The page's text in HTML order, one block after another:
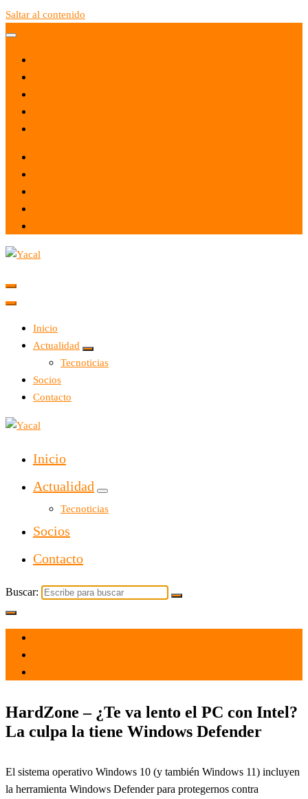
Saltar al contenido
Yacal micro hosting
Inicio
Actualidad
Tecnoticias
Socios
Contacto
Yacal micro hosting
Inicio
Actualidad
Tecnoticias
Socios
Contacto
Buscar:
HardZone – ¿Te va lento el PC con Intel?
La culpa la tiene Windows Defender
El sistema operativo Windows 10 (y también Windows 11) incluyen
la herramienta Windows Defender para protegernos contra